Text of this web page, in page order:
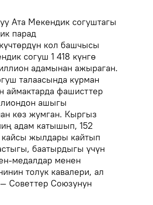
Ата Мекендик согуштагы
парад
кол башчысы
согуш 1 418 күнгө
адамынан ажыраган.
талаасында курман
аймактарда фашисттер
ашыгы
көз жумган. Кыргыз
адам катышып, 152
жылдары кайтып
баатырдыгы үчүн
медалдар менен
толук кавалери, ал
Советтер Союзунун